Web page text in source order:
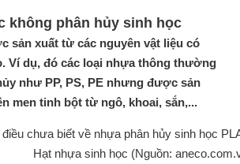
không phân hủy sinh học
sản xuất từ các nguyên vật liệu có
Ví dụ, đó các loại nhựa thông thường
như PP, PS, PE nhưng được sản
men tinh bột từ ngô, khoai, sắn,...
Hạt nhựa sinh học (Nguồn: